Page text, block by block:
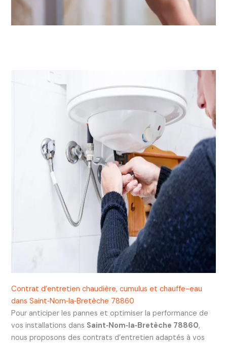
Contrat d’entretien chaudière, cumulus et chauffe-eau
dans Saint‑Nom‑la‑Bretèche 78860
Pour anticiper les pannes et optimiser la performance de
vos installations dans Saint‑Nom‑la‑Bretèche 78860,
nous proposons des contrats d’entretien adaptés à vos